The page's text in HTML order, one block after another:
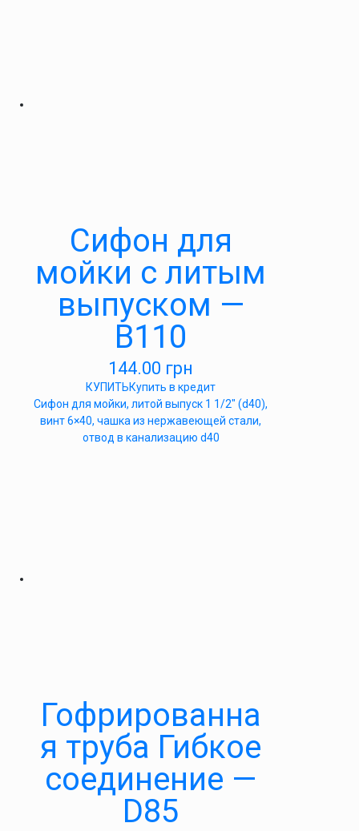
Cифон для
мойки с литым
выпуском —
В110
144.00 грн
КУПИТЬКупить в кредит
Сифон для мойки, литой выпуск 1 1/2″ (d40),
винт 6×40, чашка из нержавеющей стали,
отвод в канализацию d40
Гофрированна
я труба Гибкое
соединение —
D85